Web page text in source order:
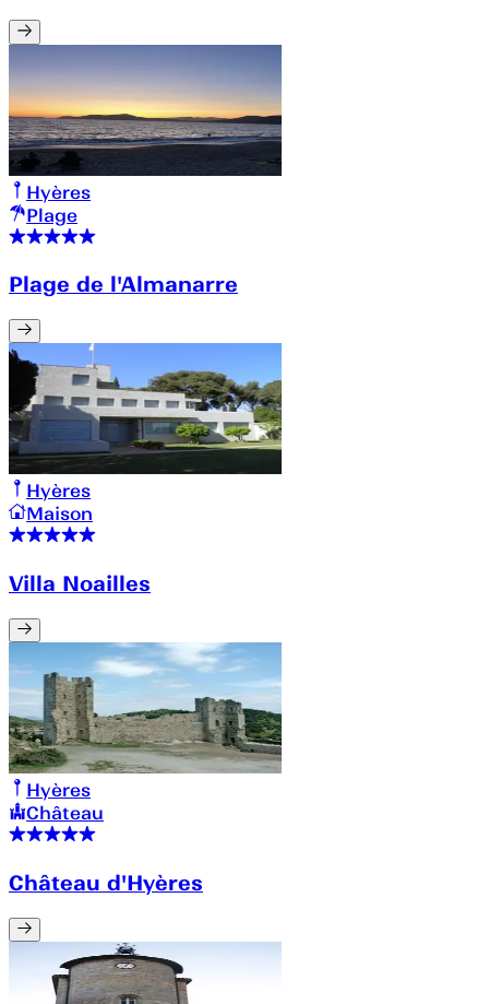
Hyères
Plage
Plage de l'Almanarre
Hyères
Maison
Villa Noailles
Hyères
Château
Château d'Hyères